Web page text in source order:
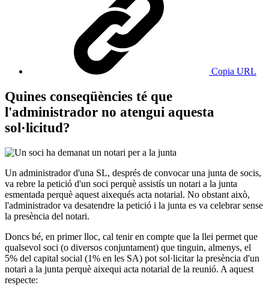
Copia URL
​​​​​​​Quines conseqüències té que
l'administrador no atengui aquesta
sol·licitud?
Un administrador d'una SL, després de convocar una junta de socis,
va rebre la petició d'un soci perquè assistís un notari a la junta
esmentada perquè aquest aixequés acta notarial. No obstant això,
l'administrador va desatendre la petició i la junta es va celebrar sense
la presència del notari.
Doncs bé, en primer lloc, cal tenir en compte que la llei permet que
qualsevol soci (o diversos conjuntament) que tinguin, almenys, el
5% del capital social (1% en les SA) pot sol·licitar la presència d'un
notari a la junta perquè aixequi acta notarial de la reunió. A aquest
respecte: